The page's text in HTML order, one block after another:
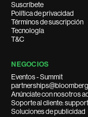
Suscríbete
Política de privacidad
Términos de suscripción
Tecnología
T&C
NEGOCIOS
Eventos - Summit
Anúnciate con nosotros
Soporte al cliente:
Soluciones de publicidad